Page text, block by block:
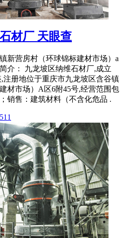
材厂 天眼查
新营房村（环球锦标建材市场）a
介： 九龙坡区纳维石材厂,成立
注册地位于重庆市九龙坡区含谷镇
材市场）A区6附45号,经营范围包
销售：建筑材料（不含化危品 .